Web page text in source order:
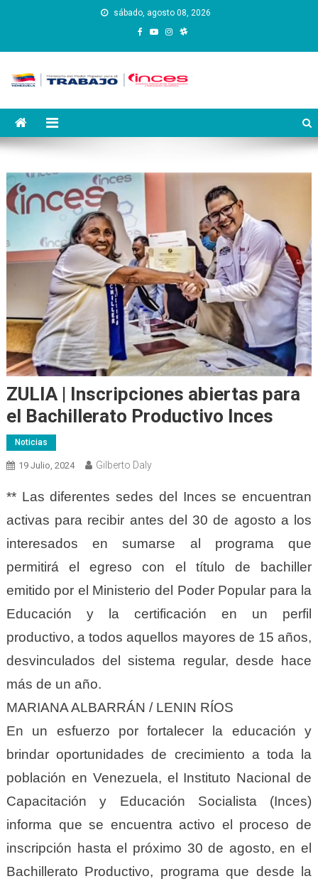
sábado, agosto 08, 2026
Instituto Nacional de
Capacitación y Educación
ZULIA | Inscripciones abiertas para
el Bachillerato Productivo Inces
Noticias
19 Julio, 2024 Gilberto Daly
** Las diferentes sedes del Inces se encuentran
activas para recibir antes del 30 de agosto a los
interesados en sumarse al programa que
permitirá el egreso con el título de bachiller
emitido por el Ministerio del Poder Popular para la
Educación y la certificación en un perfil
productivo, a todos aquellos mayores de 15 años,
desvinculados del sistema regular, desde hace
más de un año.
MARIANA ALBARRÁN / LENIN RÍOS
En un esfuerzo por fortalecer la educación y
brindar oportunidades de crecimiento a toda la
población en Venezuela, el Instituto Nacional de
Capacitación y Educación Socialista (Inces)
informa que se encuentra activo el proceso de
inscripción hasta el próximo 30 de agosto, en el
Bachillerato Productivo, programa que desde la